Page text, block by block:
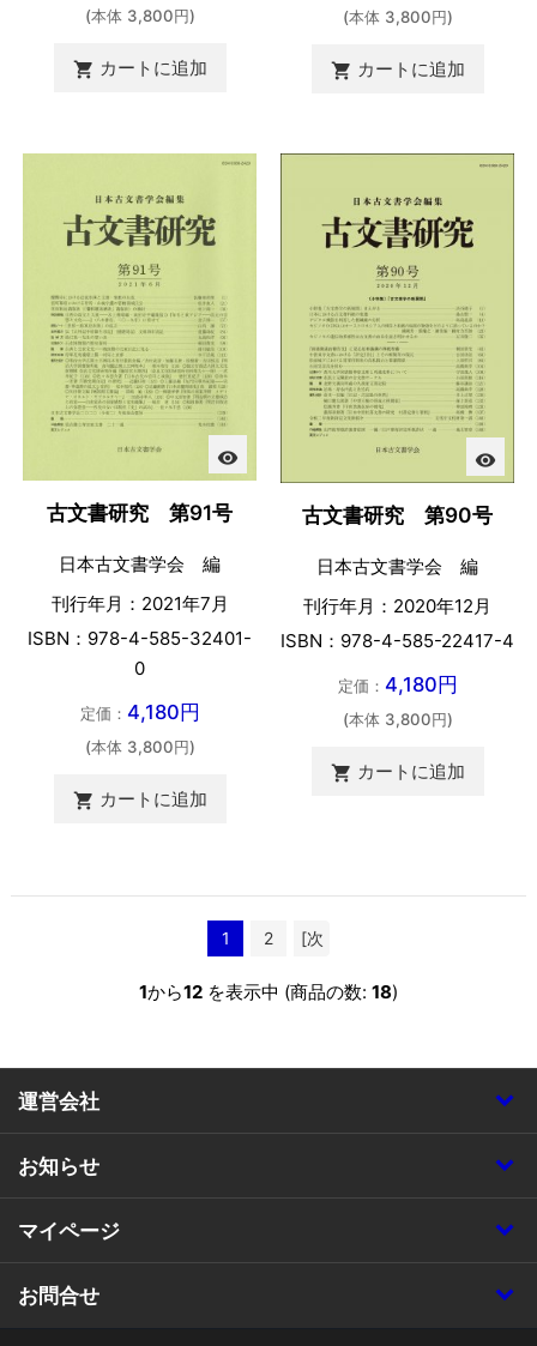
(本体 3,800円)
 カートに追加
(本体 3,800円)
 カートに追加
visibility
古文書研究 第91号
日本古文書学会 編
刊行年月：2021年7月
ISBN：978-4-585-32401-
0
定価： 4,180円
(本体 3,800円)
 カートに追加
visibility
古文書研究 第90号
日本古文書学会 編
刊行年月：2020年12月
ISBN：978-4-585-22417-4
定価： 4,180円
(本体 3,800円)
 カートに追加
1 2
[次
1から12 を表示中 (商品の数: 18)
運営会社
お知らせ
マイページ
お問合せ